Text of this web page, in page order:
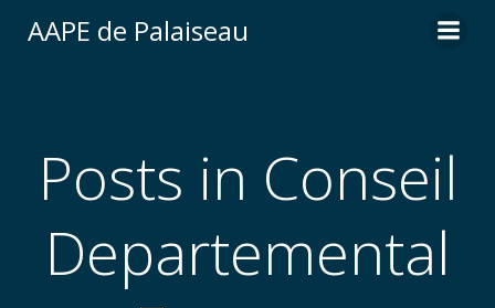
AAPE de Palaiseau
Posts in Conseil
Departemental